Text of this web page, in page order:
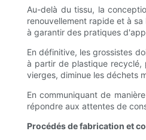
Au-delà du tissu, la
renouvellement rapide et à
à garantir des pratiques
En définitive, les grossistes
à partir de plastique recyclé,
vierges, diminue les déchets
En communiquant de
répondre aux attentes de
Procédés de fabrication et